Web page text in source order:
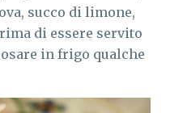
succo di limone,
di essere servito
in frigo qualche